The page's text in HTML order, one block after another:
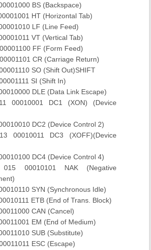
BS (Backspace)
HT (Horizontal Tab)
LF (Line Feed)
VT (Vertical Tab)
FF (Form Feed)
CR (Carriage Return)
SO (Shift Out)SHIFT
SI (Shift In)
DLE (Data Link Escape)
00010001 DC1 (XON) (Device
DC2 (Device Control 2)
00010011 DC3 (XOFF)(Device
DC4 (Device Control 4)
00010101 NAK (Negative
SYN (Synchronous Idle)
ETB (End of Trans. Block)
CAN (Cancel)
EM (End of Medium)
SUB (Substitute)
ESC (Escape)